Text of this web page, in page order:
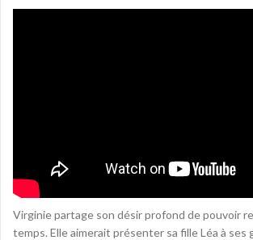
Virginie partage son désir profond de pouvoir
temps. Elle aimerait présenter sa fille Léa à ses